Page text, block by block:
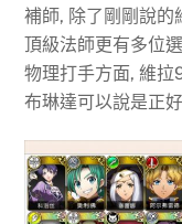
補師, 除了剛剛說的
頂級法師更有多位
物理打手方面, 維拉
布琳達可以說是正